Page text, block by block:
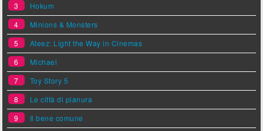
3
Hokum
4
Minions & Monsters
5
Ateez: Light the Way in Cinemas
6
Michael
7
Toy Story 5
8
Le città di pianura
9
Il bene comune